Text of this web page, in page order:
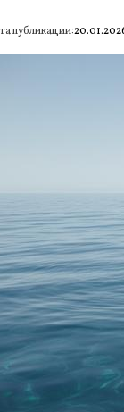
публикации: